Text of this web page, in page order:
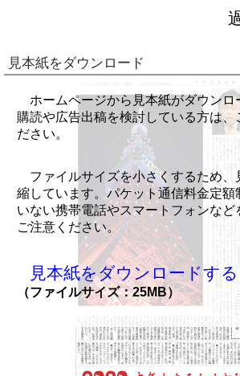
見本紙をダウンロード
ホームページから見本紙がダウンロ
購読や広告出稿を検討している方は、
ださい。
ファイルサイズを小さくするため
縮しています。パケット通信料金定額
いない携帯電話やスマートフォンなど
ご注意ください。
見本紙をダウンロードする
（ファイルサイズ：25MB）